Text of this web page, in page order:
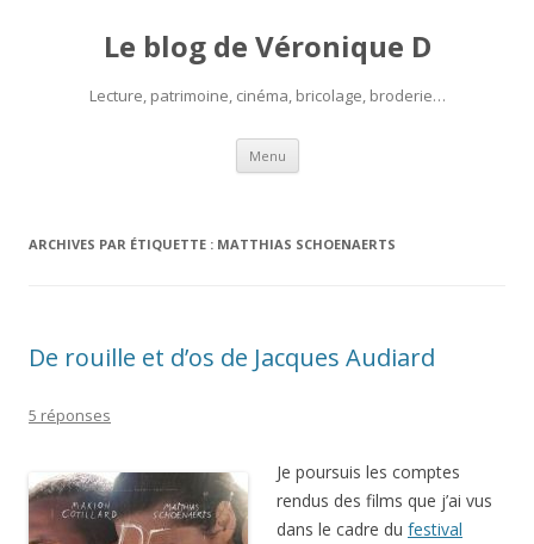
Le blog de Véronique D
Lecture, patrimoine, cinéma, bricolage, broderie…
Menu Aller
contenu
ARCHIVES PAR ÉTIQUETTE : MATTHIAS SCHOENAERTS
De rouille et d’os de Jacques Audiard
5 réponses
Je poursuis les comptes
rendus des films que j’ai vus
dans le cadre du festival